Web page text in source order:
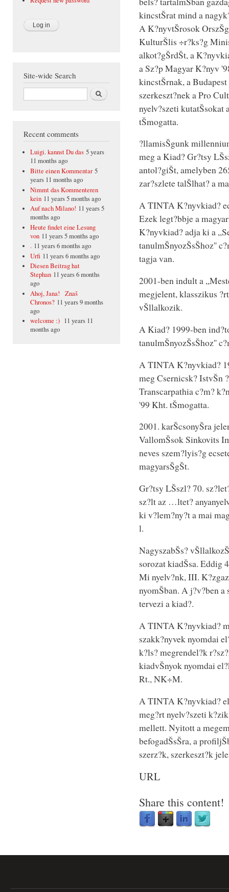
Site-wide Search
Search
Recent comments
Luigi. kannst Du das 5 years
11 months ago
Bitte einen Kommentar 5
years 11 months ago
Nimmt das Kommenteren
kein 11 years 5 months ago
Auf nach Milano! 11 years 5
months ago
Heute findet eine Lesung
von 11 years 5 months ago
. 11 years 6 months ago
Urfi 11 years 6 months ago
Diesen Beitrag hat
Stephan 11 years 6 months
ago
Ahoj, Jana! Znaš
Chronos? 11 years 9 months
ago
welcome :) 11 years 11
months ago
kincstŠrat mind a
A K?nyvtŠrosok
KulturŠlis ÷r?ks?g
alkot?gŠrdŠt, a
a Sz?p Magyar K?nyv
kincstŠrnak, a
szerkeszt?nek a Pro
nyelv?szeti kutatŠsokat
tŠmogatta.
?llamisŠgunk
meg a Kiad? Gr?tsy
antol?giŠt, amelyben
zar?szlete talŠlhat? a
A TINTA K?nyvkiad?
Ezek legt?bbje a
K?nyvkiad? adja ki a
tanulmŠnyozŠsŠhoz''
tagja van.
2001-ben indult a
megjelent, klasszikus
vŠllalkozik.
A Kiad? 1999-ben
tanulmŠnyozŠsŠhoz''
A TINTA K?nyvkiad?
meg Csernicsk? IstvŠn
Transcarpathia c?m?
'99 Kht. tŠmogatta.
2001. karŠcsonyŠra
VallomŠsok Sinkovits
neves szem?lyis?g
magyarsŠgŠt.
Gr?tsy LŠszl? 70.
sz?lt az …ltet?
ki v?lem?ny?t a mai
l.
NagyszabŠs?
sorozat kiadŠsa. Eddig
Mi nyelv?nk, III.
nyomŠban. A j?v?ben
tervezi a kiad?.
A TINTA K?nyvkiad?
szakk?nyvek nyomdai
k?ls? megrendel?k
kiadvŠnyok nyomdai
Rt., NK÷M.
A TINTA K?nyvkiad? el
meg?rt nyelv?szeti
mellett. Nyitott a
befogadŠsŠra, a
szerz?k, szerkeszt?k
URL
Share this content!